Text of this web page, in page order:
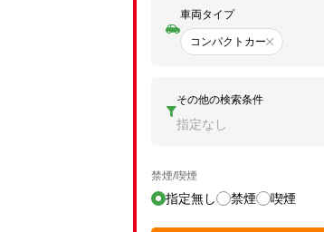
車両タイプ
コンパクトカー
その他の検索条件
指定なし
禁煙/喫煙
指定無し 禁煙 喫煙